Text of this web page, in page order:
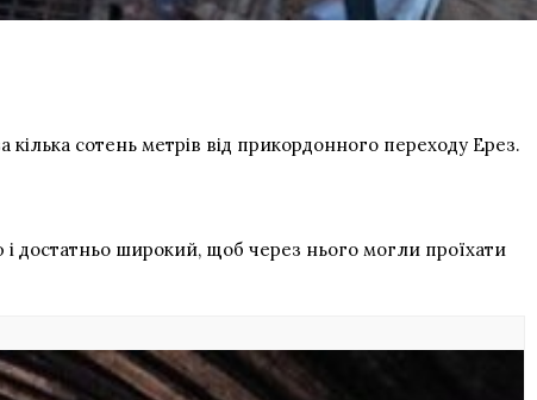
сотень метрів від прикордонного переходу Ерез.
достатньо широкий, щоб через нього могли проїхати